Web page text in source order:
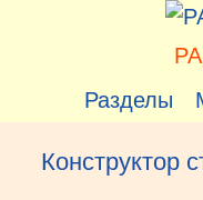
Разделы
Конструктор